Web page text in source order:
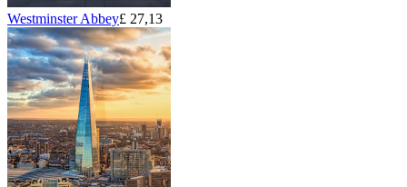
Westminster Abbey£ 27,13